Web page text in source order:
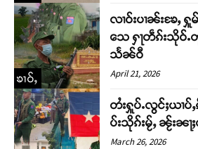
ၶၢဝ်ႇ
လၢဝ်းပၢၼ်းၶႄႇ
သေ ႁႃတဵၵ်းသိုဝ်ႉ
သႅၼ်ဝီ
April 21, 2026
တႆးႁူပ်ႉလွင်ႈယၢပ်ႇ
ပ်းသိုၵ်းမႂ်ႇ ၼႂ်းၼႃ
March 26, 2026